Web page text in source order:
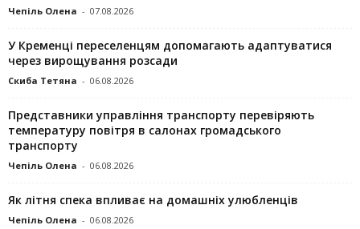
Чепіль Олена - 07.08.2026
У Кременці переселенцям допомагають адаптуватися
через вирощування розсади
Скиба Тетяна - 06.08.2026
Представники управління транспорту перевіряють
температуру повітря в салонах громадського
транспорту
Чепіль Олена - 06.08.2026
Як літня спека впливає на домашніх улюбленців
Чепіль Олена - 06.08.2026